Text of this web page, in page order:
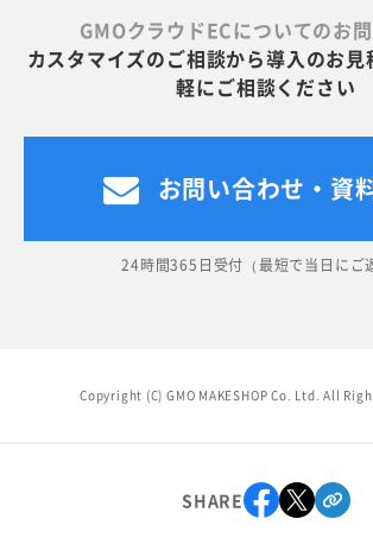
GMOクラウドECについてのお
カスタマイズのご相談から導入のお
軽にご相談ください
お問い合わせ・資
24時間365日受付（最短で当日にご
Copyright (C) GMO MAKESHOP Co. Ltd. All
SHARE